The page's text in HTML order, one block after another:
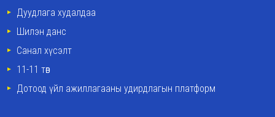
Дуудлага худалдаа
Шилэн данс
Санал хүсэлт
11-11 төв
Дотоод үйл ажиллагааны удирдлагын платформ